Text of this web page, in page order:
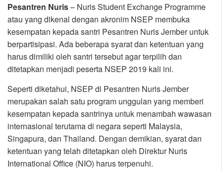
Pesantren Nuris– Nuris Student Exchange Programme
atau yang dikenal dengan akronim NSEP membuka
kesempatan kepada santri Pesantren Nuris Jember untuk
berpartisipasi. Ada beberapa syarat dan ketentuan yang
harus dimiliki oleh santri tersebut agar terpilih dan
ditetapkan menjadi peserta NSEP 2019 kali ini.
Seperti diketahui, NSEP di Pesantren Nuris Jember
merupakan salah satu program unggulan yang memberi
kesempatan kepada santrinya untuk menambah wawasan
internasional terutama di negara seperti Malaysia,
Singapura, dan Thailand. Dengan demikian, syarat dan
ketentuan yang telah ditetapkan oleh Direktur Nuris
International Office (NIO) harus terpenuhi.